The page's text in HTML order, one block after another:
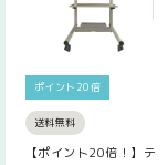
ポイント20倍
送料無料
【ポイント20倍！】テ